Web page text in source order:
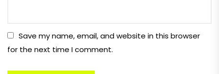
Save my name, email, and website in this browser
for the next time I comment.